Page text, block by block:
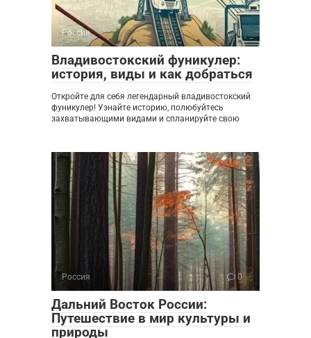
Россия 0
Владивостокский фуникулер:
история, виды и как добраться
Откройте для себя легендарный владивостокский
фуникулер! Узнайте историю, полюбуйтесь
захватывающими видами и спланируйте свою
Россия 0
Дальний Восток России:
Путешествие в мир культуры и
природы